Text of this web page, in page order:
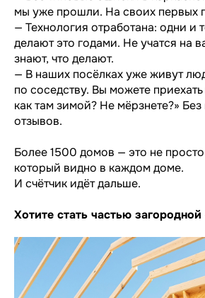
мы уже прошли. На своих первых
— Технология отработана: одни и
делают это годами. Не учатся на
знают, что делают.
— В наших посёлках уже живут
по соседству. Вы можете
как там зимой? Не мёрзнете?»
отзывов.
Более 1500 домов — это не
который видно в каждом доме.
И счётчик идёт дальше.
Хотите стать частью